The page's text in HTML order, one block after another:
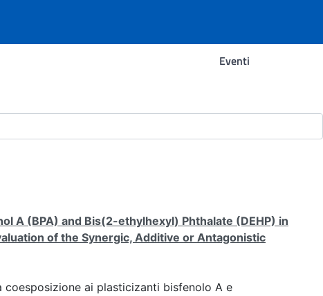
Eventi
A (BPA) and Bis(2-ethylhexyl) Phthalate (DEHP) in
of the Synergic, Additive or Antagonistic
coesposizione ai plasticizanti bisfenolo A e